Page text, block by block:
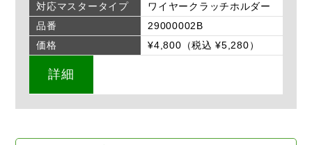
対応マスタータイプ
ワイヤークラッチホルダー
品番
29000002B
価格
¥4,800（税込 ¥5,280）
詳細